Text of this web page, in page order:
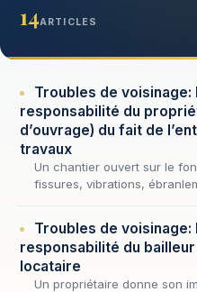
14ARTICLES
Troubles de voisinage:
responsabilité du
d’ouvrage) du fait de
travaux
Un chantier ouvert sur le
fissures, vibrations,
les in…
Troubles de voisinage:
responsabilité du
locataire
Un propriétaire donne son